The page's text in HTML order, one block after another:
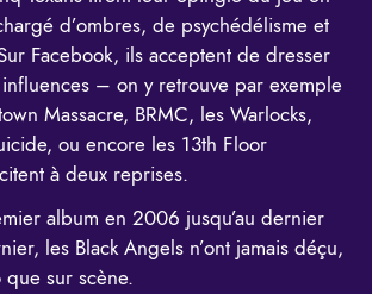
d’ombres, de psychédélisme et
Facebook, ils acceptent de dresser
– on y retrouve par exemple
Massacre, BRMC, les Warlocks,
ou encore les 13th Floor
à deux reprises.
album en 2006 jusqu’au dernier
les Black Angels n’ont jamais déçu,
sur scène.